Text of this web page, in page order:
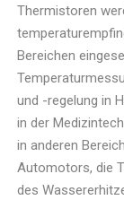
Thermistoren
Bereichen
und -regelung in
in der
in anderen
Automotors, die
des